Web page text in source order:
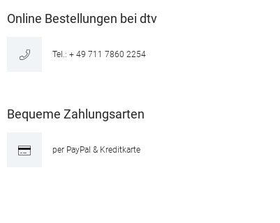
Online Bestellungen bei dtv
Tel.: + 49 711 7860 2254
Bequeme Zahlungsarten
per PayPal & Kreditkarte